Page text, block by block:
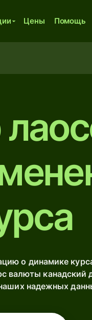
Цены Помощь
о динамике
канадский
надежных